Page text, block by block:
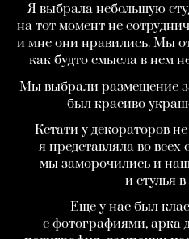
Я выбрала небольшую
на тот момент не
и мне они нравились. Мы
как будто смысла в нем
Мы выбрали размещение
был красиво
Кстати у декораторов
я представляла во всех
мы заморочились и
и стулья
Еще у нас был
с фотографиями, арка